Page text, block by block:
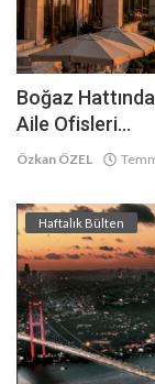
Boğaz
Aile Ofisleri...
Özkan ÖZEL
Haftalık Bülten